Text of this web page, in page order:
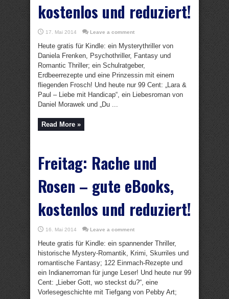
kostenlos und reduziert!
17. Mai 2014 Leave a comment
Heute gratis für Kindle: ein Mysterythriller von
Daniela Frenken, Psychothriller, Fantasy und
Romantic Thriller; ein Schulratgeber,
Erdbeerrezepte und eine Prinzessin mit einem
fliegenden Frosch! Und heute nur 99 Cent: „Lara &
Paul – Liebe mit Handicap“, ein Liebesroman von
Daniel Morawek und „Du ...
Read More »
Freitag: Rache und
Rosen – gute eBooks,
kostenlos und reduziert!
16. Mai 2014 Leave a comment
Heute gratis für Kindle: ein spannender Thriller,
historische Mystery-Romantik, Krimi, Skurriles und
romantische Fantasy; 122 Einmach-Rezepte und
ein Indianerroman für junge Leser! Und heute nur 99
Cent: „Lieber Gott, wo steckst du?“, eine
Vorlesegeschichte mit Tiefgang von Pebby Art;